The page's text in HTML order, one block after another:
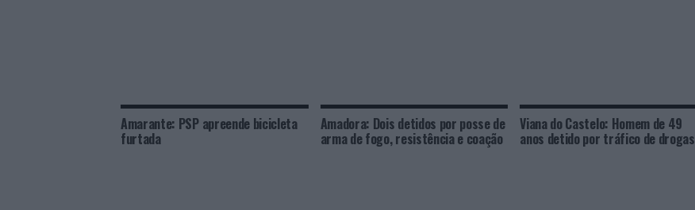
Amarante: PSP apreende bicicleta
furtada
Amadora: Dois detidos por posse de
arma de fogo, resistência e coação
Viana do Castelo: Homem de 49
anos detido por tráfico de drogas